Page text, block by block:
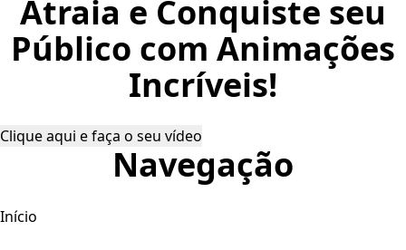
Atraia e Conquiste seu
Público com Animações
Incríveis!
Clique aqui e faça o seu vídeo
Navegação
Início